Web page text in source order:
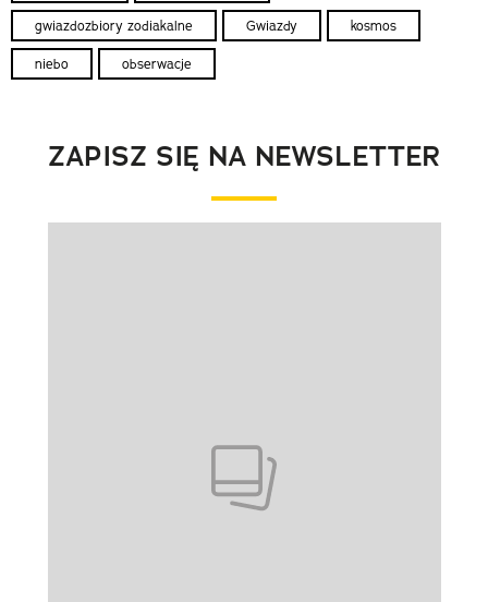
gwiazdozbiory zodiakalne Gwiazdy kosmos
niebo obserwacje
ZAPISZ SIĘ NA NEWSLETTER